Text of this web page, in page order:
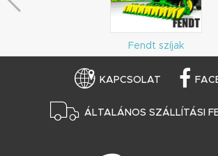
Fendt szíjak
KAPCSOLAT
ÁLTALÁNOS SZÁLLÍTÁSI